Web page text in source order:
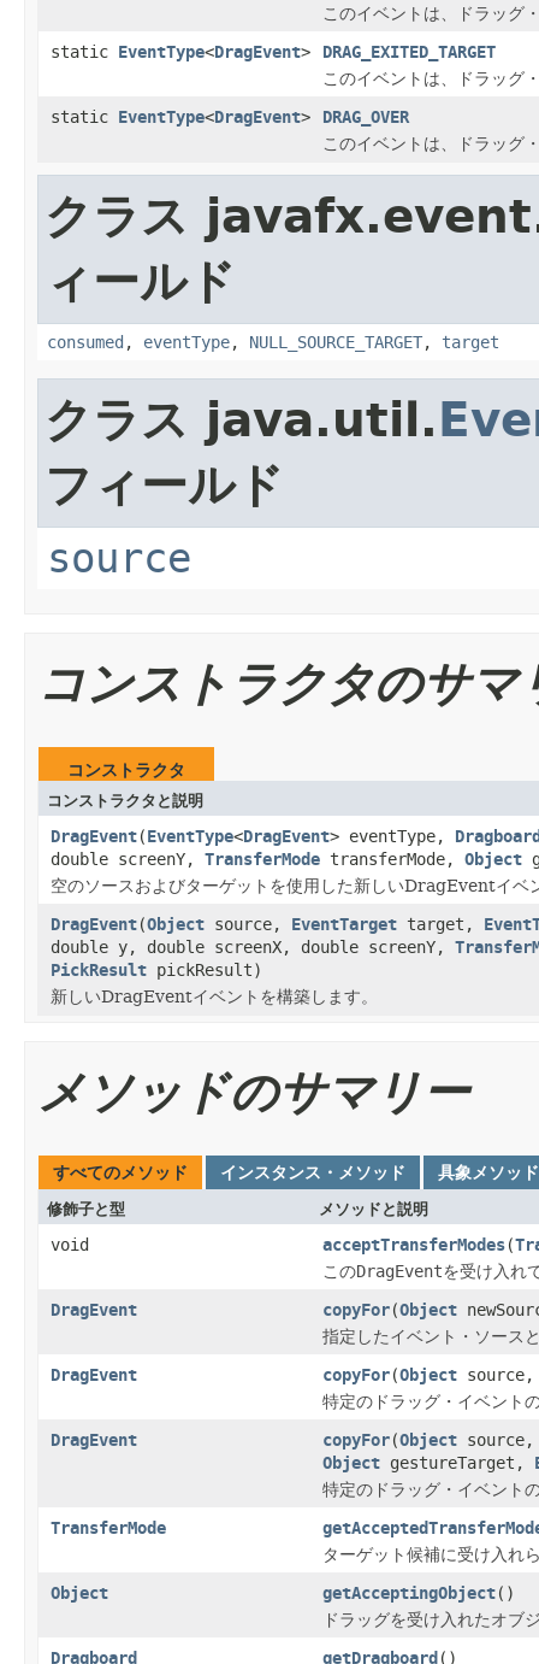
このイベントは、ドラッグ
static EventType<DragEvent> DRAG_EXITED_TARGET
このイベントは、ドラッグ
static EventType<DragEvent> DRAG_OVER
このイベントは、ドラッグ
クラス
ィールド
consumed , eventType, NULL_SOURCE_TARGET, target
クラス java.util.
フィールド
source
コンストラクタのサマ
コンストラクタ
コンストラクタと説明
DragEvent(EventType<DragEvent> eventType,
double screenY, TransferMode transferMode, Object
空のソースおよびターゲットを使用した新しいDragEventイベ
DragEvent(Object source, EventTarget target,
double y, double screenX, double screenY,
PickResult pickResult)
新しいDragEventイベントを構築します。
メソッドのサマリー
すべてのメソッド インスタンス・メソッド 具象メソッド
修飾子と型 メソッドと説明
void acceptTransferModes(
このDragEventを受け入れ
DragEvent copyFor(Object
指定したイベント・ソース
DragEvent copyFor(Object
特定のドラッグ・イベント
DragEvent copyFor(Object
Object gestureTarget,
特定のドラッグ・イベント
TransferMode
ターゲット候補に受け入れ
Object getAcceptingObject()
ドラッグを受け入れたオブ
Dragboard getDragboard ()